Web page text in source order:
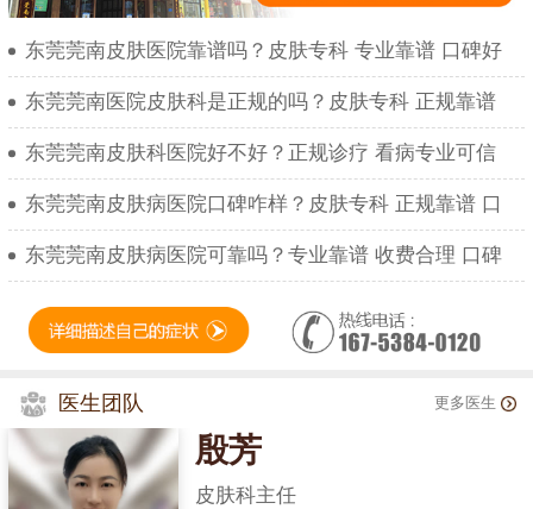
东莞莞南皮肤医院靠谱吗？皮肤专科 专业靠谱 口碑好
东莞莞南医院皮肤科是正规的吗？皮肤专科 正规靠谱
东莞莞南皮肤科医院好不好？正规诊疗 看病专业可信
东莞莞南皮肤病医院口碑咋样？皮肤专科 正规靠谱 口
东莞莞南皮肤病医院可靠吗？专业靠谱 收费合理 口碑
医生团队 更多医生
殷芳
皮肤科主任